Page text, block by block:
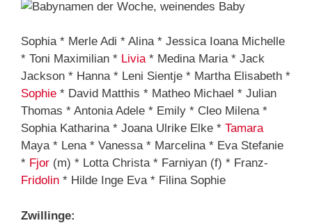
Sophia * Merle Adi * Alina * Jessica Ioana Michelle
* Toni Maximilian * Livia* Medina Maria * Jack
Jackson * Hanna * Leni Sientje * Martha Elisabeth *
Sophie * David Matthis * Matheo Michael * Julian
Thomas * Antonia Adele * Emily * Cleo Milena *
Sophia Katharina * Joana Ulrike Elke * Tamara
Maya * Lena * Vanessa * Marcelina * Eva Stefanie
* Fjor (m) * Lotta Christa * Farniyan (f) * Franz-
Fridolin * Hilde Inge Eva * Filina Sophie
Zwillinge: